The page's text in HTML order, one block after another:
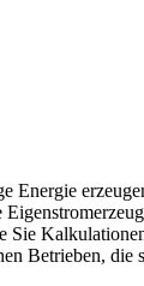
Energie
Betrieben,